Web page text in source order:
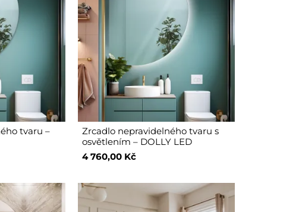
tvaru –
Zrcadlo nepravidelného tvaru s
osvětlením – DOLLY LED
4 760,00 Kč